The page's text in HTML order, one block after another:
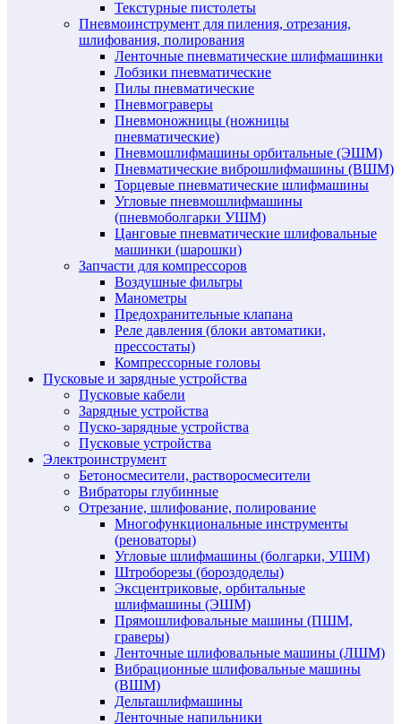
Текстурные пистолеты
Пневмоинструмент для пиления, отрезания,
шлифования, полирования
Ленточные пневматические шлифмашинки
Лобзики пневматические
Пилы пневматические
Пневмограверы
Пневмоножницы (ножницы
пневматические)
Пневмошлифмашины орбитальные (ЭШМ)
Пневматические виброшлифмашины (ВШМ)
Торцевые пневматические шлифмашины
Угловые пневмошлифмашины
(пневмоболгарки УШМ)
Цанговые пневматические шлифовальные
машинки (шарошки)
Запчасти для компрессоров
Воздушные фильтры
Манометры
Предохранительные клапана
Реле давления (блоки автоматики,
прессостаты)
Компрессорные головы
Пусковые и зарядные устройства
Пусковые кабели
Зарядные устройства
Пуско-зарядные устройства
Пусковые устройства
Электроинструмент
Бетоносмесители, растворосмесители
Вибраторы глубинные
Отрезание, шлифование, полирование
Многофункциональные инструменты
(реноваторы)
Угловые шлифмашины (болгарки, УШМ)
Штроборезы (бороздоделы)
Эксцентриковые, орбитальные
шлифмашины (ЭШМ)
Прямошлифовальные машины (ПШМ,
граверы)
Ленточные шлифовальные машины (ЛШМ)
Вибрационные шлифовальные машины
(ВШМ)
Дельташлифмашины
Ленточные напильники